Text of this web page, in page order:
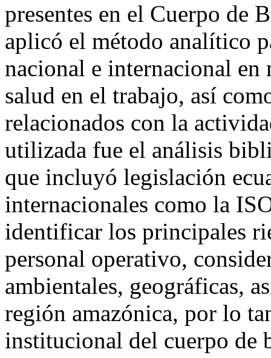
presentes en el Cuerpo de
aplicó el método analítico
nacional e internacional en
salud en el trabajo, así
relacionados con la
utilizada fue el análisis
que incluyó legislación
internacionales como la
identificar los principales
personal operativo,
ambientales, geográficas,
región amazónica, por lo
institucional del cuerpo de